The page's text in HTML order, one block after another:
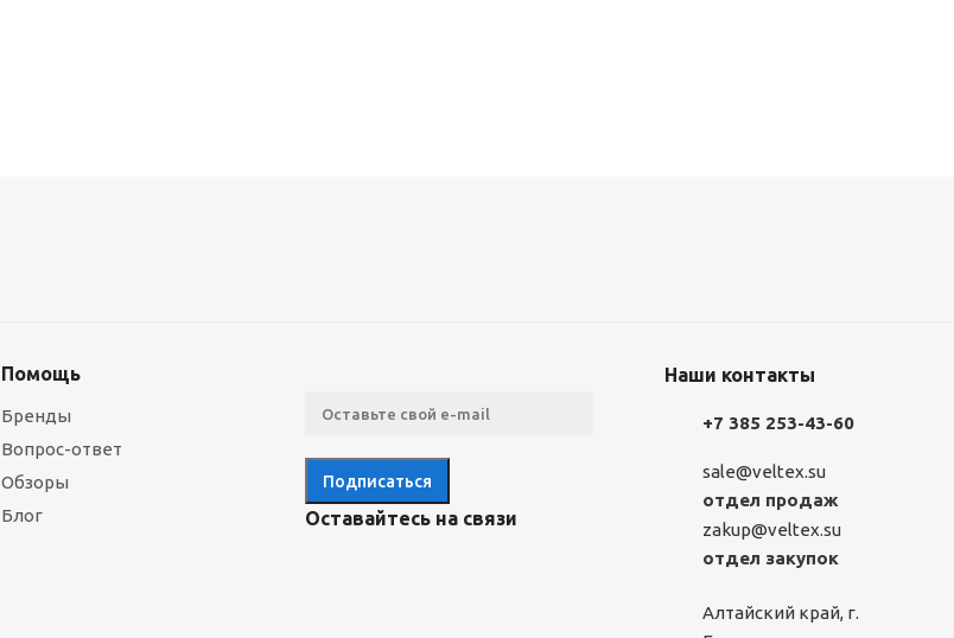
Помощь
Бренды
Вопрос-ответ
Обзоры
Блог
Оставайтесь на связи
Наши контакты
+7 385 253-43-60
sale@veltex.su
отдел продаж
zakup@veltex.su
отдел закупок
Алтайский край, г.